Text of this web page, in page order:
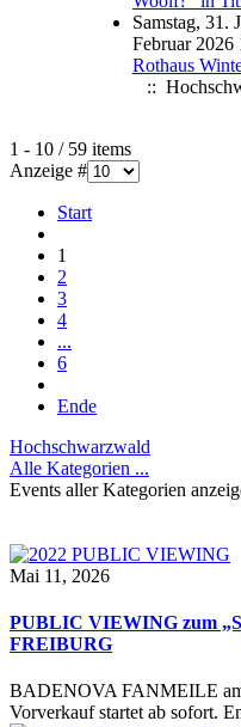
Samstag, 31.
Februar 2026
Rothaus
::
Limite der Paginierungsliste
1 - 10 / 59 items
Anzeige #
Start
1
2
3
4
...
6
Ende
Hochschwarzwald
Alle Kategorien ...
Events aller Kategorien
Mai 11, 2026
PUBLIC VIEWING zum
FREIBURG
BADENOVA FANMEILE
Vorverkauf startet ab sofort.